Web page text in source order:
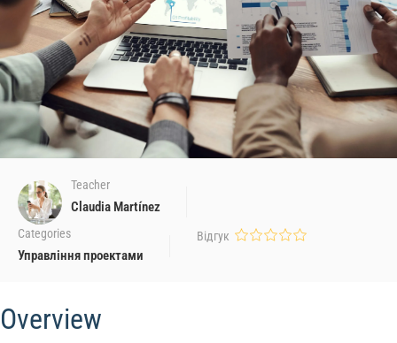
Teacher
Claudia Martínez
Categories
Управління проектами
Відгук
Overview